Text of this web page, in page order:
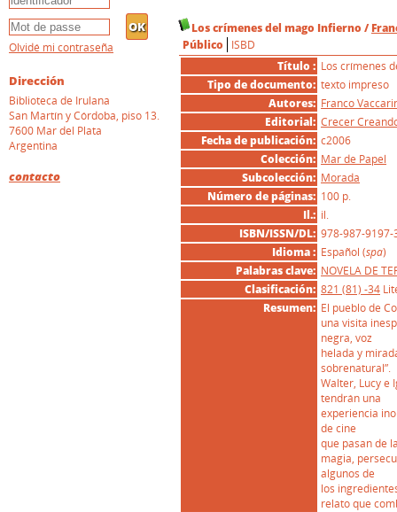
Los crímenes del mago Infierno /
Público
ISBD
Título : Los crímenes
Tipo de documento: texto impreso
Autores: Franco
Editorial: Crecer
Fecha de publicación: c2006
Colección: Mar de Papel
Subcolección: Morada
Número de páginas: 100 p.
Il.: il.
ISBN/ISSN/DL: 978-987-9197-
Idioma : Español (spa)
Palabras clave: NOVELA DE
Clasificación: 821 (81) -34
Resumen: El pueblo de
una visita
negra, voz
helada y
sobrenatural”.
Walter, Lucy e
tendrán una
experiencia
de cine
que pasan de
magia,
algunos de
los
relato que
Olvidé mi contraseña
Dirección
Biblioteca de Irulana
San Martín y Córdoba, piso 13.
7600 Mar del Plata
Argentina
contacto